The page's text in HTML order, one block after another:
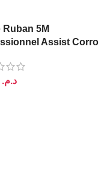
Ruban 5M
Assist Corro
د.م.